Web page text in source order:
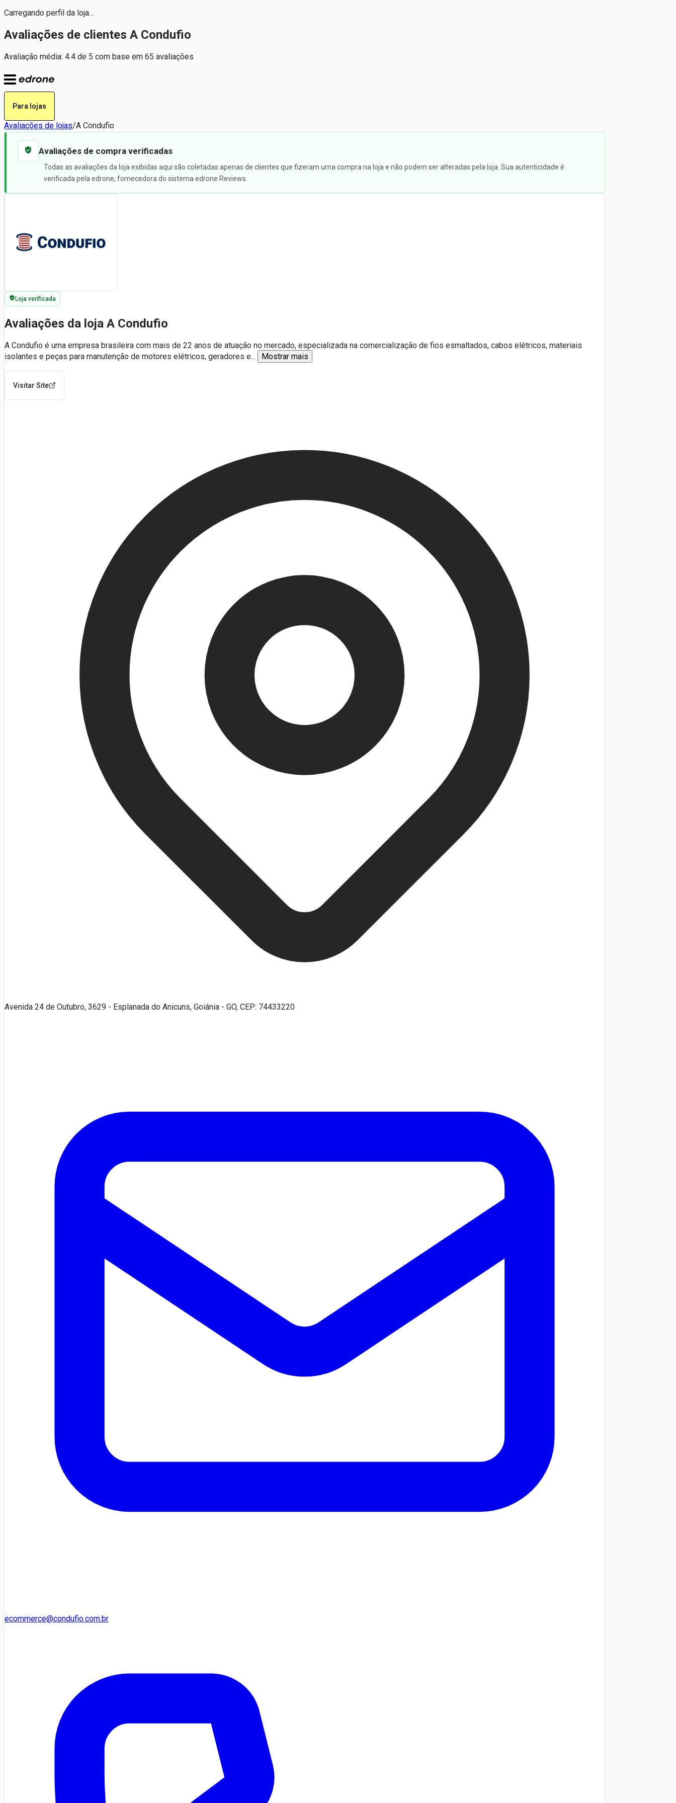
Carregando perfil da loja…
Avaliações de clientes A Condufio
Avaliação média: 4.4 de 5 com base em 65 avaliações
Para lojas
Avaliações de lojas/A Condufio
Avaliações de compra verificadas
Todas as avaliações da loja exibidas aqui são coletadas apenas de clientes que fizeram uma compra na loja e não podem ser alteradas pela loja. Sua autenticidade é
verificada pela edrone, fornecedora do sistema edrone Reviews.
Loja verificada
Avaliações da loja A Condufio
A Condufio é uma empresa brasileira com mais de 22 anos de atuação no mercado, especializada na comercialização de fios esmaltados, cabos elétricos, materiais
isolantes e peças para manutenção de motores elétricos, geradores e... Mostrar mais
Visitar Site
Avenida 24 de Outubro, 3629 - Esplanada do Anicuns, Goiânia - GO, CEP: 74433220
ecommerce@condufio.com.br